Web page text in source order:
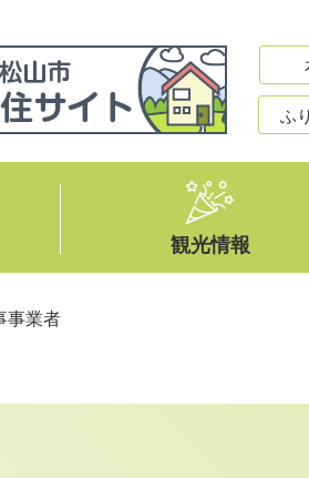
ふ
観光情報
事業者